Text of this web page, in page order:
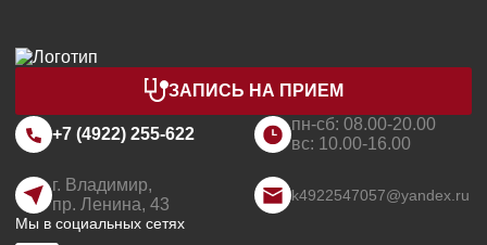
ЗАПИСЬ НА ПРИЕМ
+7 (4922) 255-622
пн-сб: 08.00-20.00
вс: 10.00-16.00
г. Владимир,
пр. Ленина, 43
k4922547057@yandex.ru
Мы в социальных сетях